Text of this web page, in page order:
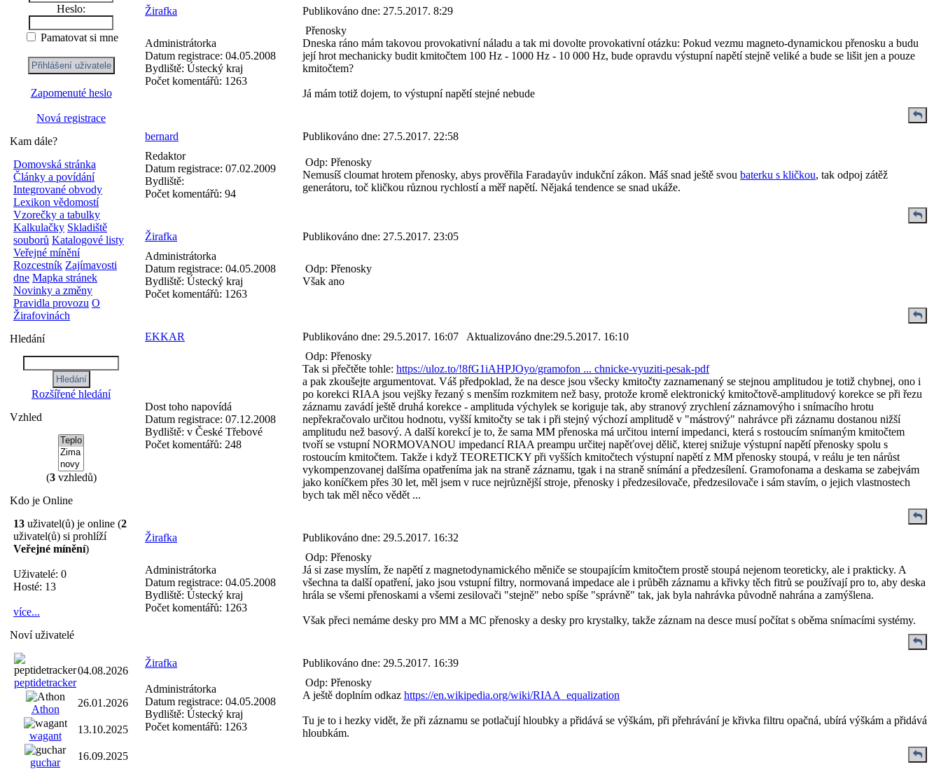
Heslo:
Pamatovat si mne
Zapomenuté heslo
Nová registrace
Kam dále?
Domovská stránka
Články a povídání
Integrované obvody
Lexikon vědomostí
Vzorečky a tabulky
Kalkulačky Skladiště
souborů Katalogové listy
Veřejné mínění
Rozcestník Zajímavosti
dne Mapka stránek
Novinky a změny
Pravidla provozu O
Žirafovinách
Hledání
Rozšířené hledání
Vzhled
(3vzhledů)
Kdo je Online
13 uživatel(ů) je online (2
uživatel(ů) si prohlíží
Veřejné mínění)
Uživatelé: 0
Hosté: 13
více...
Noví uživatelé
peptidetracker
04.08.2026
Athon
26.01.2026
wagant
13.10.2025
guchar
16.09.2025
Žirafka Publikováno dne: 27.5.2017. 8:29
Administrátorka
Datum registrace: 04.05.2008
Bydliště: Ústecký kraj
Počet komentářů: 1263
Přenosky
Dneska ráno mám takovou provokativní náladu a tak mi dovolte provokativní otázku: Pokud vezmu magneto-dynamickou přenosku a budu
její hrot mechanicky budit kmitočtem 100 Hz - 1000 Hz - 10 000 Hz, bude opravdu výstupní napětí stejně veliké a bude se lišit jen a pouze
kmitočtem?
Já mám totiž dojem, to výstupní napětí stejné nebude
bernard Publikováno dne: 27.5.2017. 22:58
Redaktor
Datum registrace: 07.02.2009
Bydliště:
Počet komentářů: 94
Odp: Přenosky
Nemusíš cloumat hrotem přenosky, abys prověřila Faradayův indukční zákon. Máš snad ještě svou baterku s kličkou, tak odpoj zátěž
generátoru, toč kličkou různou rychlostí a měř napětí. Nějaká tendence se snad ukáže.
Žirafka Publikováno dne: 27.5.2017. 23:05
Administrátorka
Datum registrace: 04.05.2008
Bydliště: Ústecký kraj
Počet komentářů: 1263
Odp: Přenosky
Však ano
EKKAR Publikováno dne: 29.5.2017. 16:07 Aktualizováno dne:29.5.2017. 16:10
Dost toho napovídá
Datum registrace: 07.12.2008
Bydliště: v České Třebové
Počet komentářů: 248
Odp: Přenosky
Tak si přečtěte tohle: https://uloz.to/!8fG1iAHPJOyo/gramofon ... chnicke-vyuziti-pesak-pdf
a pak zkoušejte argumentovat. Váš předpoklad, že na desce jsou všecky kmitočty zaznamenaný se stejnou amplitudou je totiž chybnej, ono i
po korekci RIAA jsou vejšky řezaný s menším rozkmitem než basy, protože kromě elektronický kmitočtově-amplitudový korekce se při řezu
záznamu zavádí ještě druhá korekce - amplituda výchylek se koriguje tak, aby stranový zrychlení záznamovýho i snímacího hrotu
nepřekračovalo určitou hodnotu, vyšší kmitočty se tak i při stejný výchozí amplitudě v "mástrový" nahrávce při záznamu dostanou nižší
amplitudu než basový. A další korekcí je to, že sama MM přenoska má určitou interní impedanci, která s rostoucím snímaným kmitočtem
tvoří se vstupní NORMOVANOU impedancí RIAA preampu určitej napěťovej dělič, kterej snižuje výstupní napětí přenosky spolu s
rostoucím kmitočtem. Takže i když TEORETICKY při vyšších kmitočtech výstupní napětí z MM přenosky stoupá, v reálu je ten nárůst
vykompenzovanej dalšíma opatřeníma jak na straně záznamu, tgak i na straně snímání a předzesílení. Gramofonama a deskama se zabejvám
jako koníčkem přes 30 let, měl jsem v ruce nejrůznější stroje, přenosky i předzesilovače, předzesilovače i sám stavím, o jejich vlastnostech
bych tak měl něco vědět ...
Žirafka Publikováno dne: 29.5.2017. 16:32
Administrátorka
Datum registrace: 04.05.2008
Bydliště: Ústecký kraj
Počet komentářů: 1263
Odp: Přenosky
Já si zase myslím, že napětí z magnetodynamického měniče se stoupajícím kmitočtem prostě stoupá nejenom teoreticky, ale i prakticky. A
všechna ta další opatření, jako jsou vstupní filtry, normovaná impedace ale i průběh záznamu a křivky těch fitrů se používají pro to, aby deska
hrála se všemi přenoskami a všemi zesilovači "stejně" nebo spíše "správně" tak, jak byla nahrávka původně nahrána a zamýšlena.
Však přeci nemáme desky pro MM a MC přenosky a desky pro krystalky, takže záznam na desce musí počítat s oběma snímacími systémy.
Žirafka Publikováno dne: 29.5.2017. 16:39
Administrátorka
Datum registrace: 04.05.2008
Bydliště: Ústecký kraj
Počet komentářů: 1263
Odp: Přenosky
A ještě doplním odkaz https://en.wikipedia.org/wiki/RIAA_equalization
Tu je to i hezky vidět, že při záznamu se potlačují hloubky a přidává se výškám, při přehrávání je křivka filtru opačná, ubírá výškám a přidává
hloubkám.